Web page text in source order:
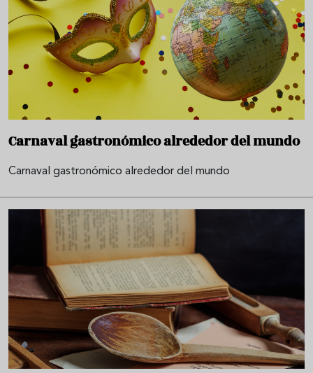
Carnaval gastronómico alrededor del mundo
Carnaval gastronómico alrededor del mundo